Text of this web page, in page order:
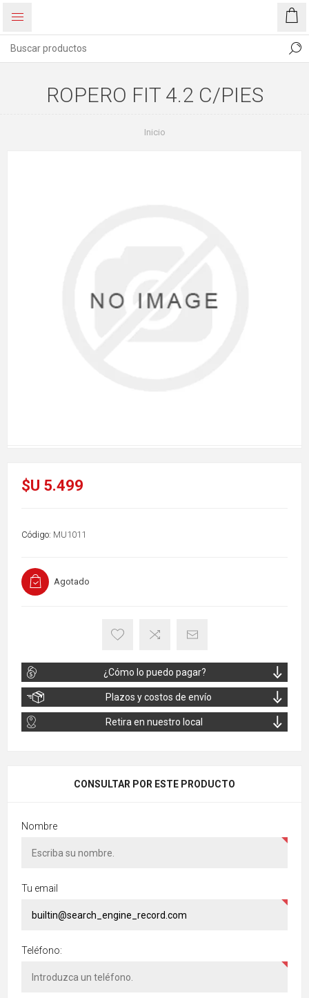
ROPERO FIT 4.2 C/PIES
Inicio
$U 5.499
Código: MU1011
Agotado
¿Cómo lo puedo pagar?
Plazos y costos de envío
Retira en nuestro local
CONSULTAR POR ESTE PRODUCTO
Nombre
Tu email
Teléfono: